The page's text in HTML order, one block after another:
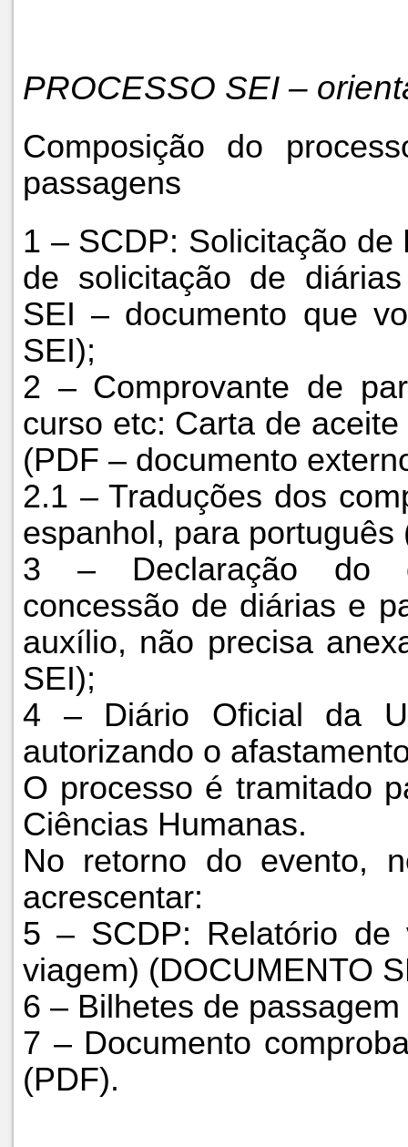
PROCESSO SEI –
Composição do
passagens
1 – SCDP: Solicitação
de solicitação de
SEI – documento que
SEI);
2 – Comprovante de
curso etc: Carta de
(PDF – documento
2.1 – Traduções dos
espanhol, para português
3 – Declaração do
concessão de diárias e
auxílio, não precisa
SEI);
4 – Diário Oficial da
autorizando o
O processo é tramitado
Ciências Humanas.
No retorno do evento,
acrescentar:
5 – SCDP: Relatório de
viagem) (DOCUMENTO
6 – Bilhetes de
7 – Documento
(PDF).